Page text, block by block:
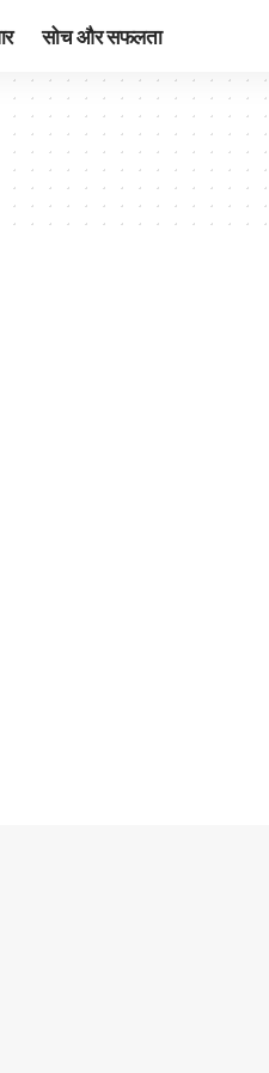
सोच और सफलता